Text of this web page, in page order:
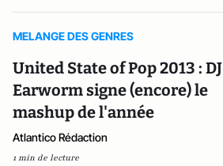
MELANGE DES GENRES
United State of Pop 2013 : DJ
Earworm signe (encore) le
mashup de l'année
Atlantico Rédaction
1 min de lecture